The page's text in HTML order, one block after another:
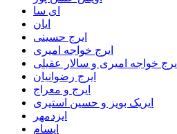
ای سا
ایان
ایرج حسینی
ایرج خواجه امیری
ایرج خواجه امیری و سالار عقیلی
ایرج رضوانیان
ایرج و معراج
ایریک بویز و حسین استیری
ایزدمهر
ایسام